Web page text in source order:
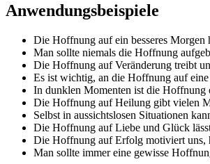
Anwendungsbeispiele
Die Hoffnung auf ein besseres
Man sollte niemals die Hoffnung
Die Hoffnung auf Veränderung treibt
Es ist wichtig, an die Hoffnung auf
In dunklen Momenten ist die Hoffnung
Die Hoffnung auf Heilung gibt vielen
Selbst in aussichtslosen Situationen
Die Hoffnung auf Liebe und Glück
Die Hoffnung auf Erfolg motiviert uns,
Man sollte immer eine gewisse